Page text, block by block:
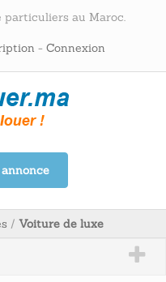
au Maroc.
- Connexion
/ Voiture de luxe